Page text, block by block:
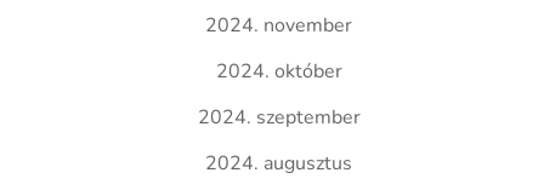
2024. november
2024. október
2024. szeptember
2024. augusztus